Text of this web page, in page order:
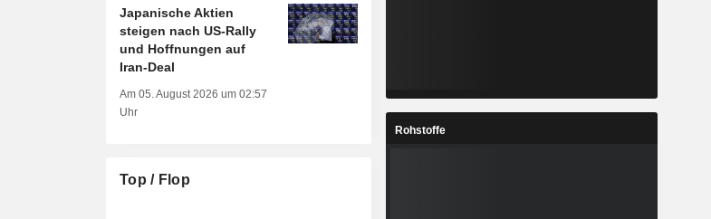
Japanische Aktien
steigen nach US-Rally
und Hoffnungen auf
Iran-Deal
Am 05. August 2026 um 02:57
Uhr
Top / Flop
Rohstoffe